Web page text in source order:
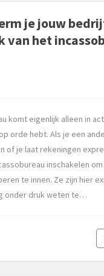
je jouw
van het
komt eigenlijk alleen in
orde hebt. Als je een
of je laat rekeningen
inschakelen
te innen. Ze zijn hier
onder druk weten te…